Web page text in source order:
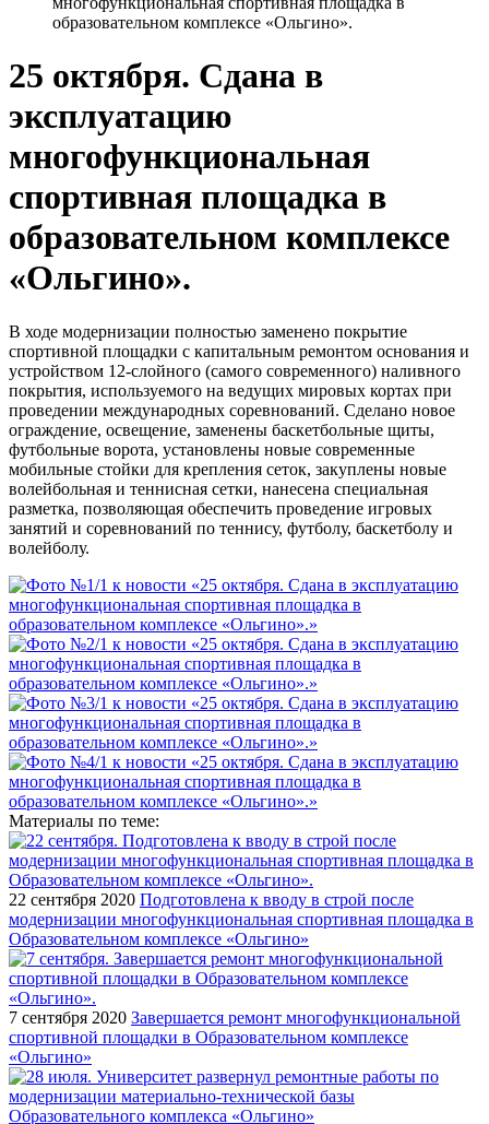
образовательном комплексе «Ольгино».
25 октября. Сдана в
эксплуатацию
многофункциональная
спортивная площадка в
образовательном комплексе
«Ольгино».
В ходе модернизации полностью заменено покрытие
спортивной площадки с капитальным ремонтом основания и
устройством 12-слойного (самого современного) наливного
покрытия, используемого на ведущих мировых кортах при
проведении международных соревнований. Сделано новое
ограждение, освещение, заменены баскетбольные щиты,
футбольные ворота, установлены новые современные
мобильные стойки для крепления сеток, закуплены новые
волейбольная и теннисная сетки, нанесена специальная
разметка, позволяющая обеспечить проведение игровых
занятий и соревнований по теннису, футболу, баскетболу и
волейболу.
Материалы по теме:
22 сентября 2020 Подготовлена к вводу в строй после
модернизации многофункциональная спортивная площадка в
Образовательном комплексе «Ольгино»
7 сентября 2020 Завершается ремонт многофункциональной
спортивной площадки в Образовательном комплексе
«Ольгино»